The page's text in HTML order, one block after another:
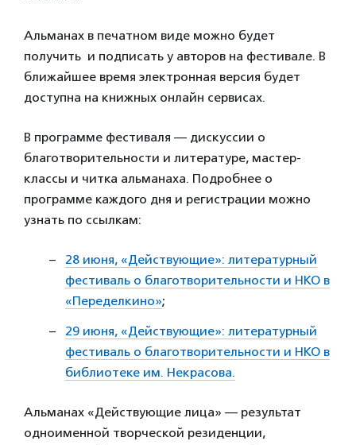
Альманах в печатном виде можно будет
получить и подписать у авторов на фестивале. В
ближайшее время электронная версия будет
доступна на книжных онлайн сервисах.
В программе фестиваля — дискуссии о
благотворительности и литературе, мастер-
классы и читка альманаха. Подробнее о
программе каждого дня и регистрации можно
узнать по ссылкам:
28 июня, «Действующие»: литературный
фестиваль о благотворительности и НКО в
«Переделкино»;
29 июня, «Действующие»: литературный
фестиваль о благотворительности и НКО в
библиотеке им. Некрасова.
Альманах «Действующие лица» — результат
одноименной творческой резиденции,